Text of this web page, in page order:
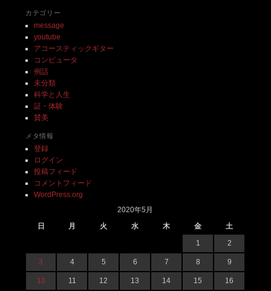
カテゴリー
message
youtube
アコースティックギター
コンピュータ
例話
未分類
科学と人生
証・体験
賛美
メタ情報
登録
ログイン
投稿フィード
コメントフィード
WordPress.org
2020年5月
日
月 火 水 木 金
土
1
2
3 4 5 6 7 8 9
10 11 12 13 14 15 16